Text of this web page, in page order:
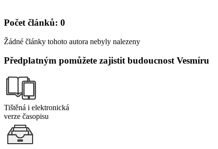
Počet článků: 0
Žádné články tohoto autora nebyly nalezeny
Předplatným pomůžete zajistit budoucnost Vesmíru
Tištěná i elektronická
verze časopisu